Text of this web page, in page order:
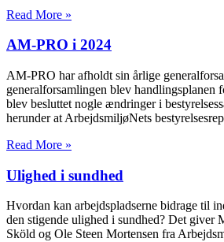
Read More »
AM-PRO i 2024
AM-PRO har afholdt sin årlige
generalforsamlingen blev handlingsplanen
blev besluttet nogle ændringer i
herunder at ArbejdsmiljøNets
Read More »
Ulighed i sundhed
Hvordan kan arbejdspladserne bidrage til
den stigende ulighed i sundhed? Det giver
Sköld og Ole Steen Mortensen fra